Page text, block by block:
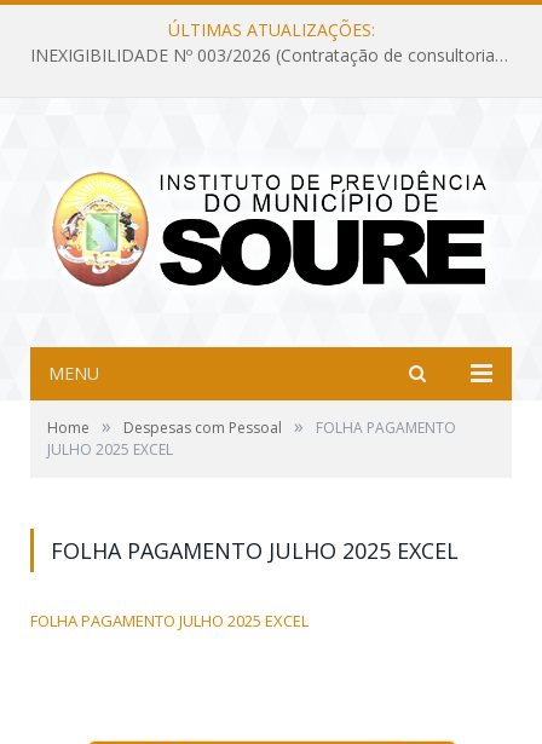
ÚLTIMAS ATUALIZAÇÕES:
INEXIGIBILIDADE Nº 003/2026 (Contratação de consultoria previdenciária com finalidade de obtenção do CRP, confecção dos demonstrativos previdenciários DAIR, DIPR e DPIN, preparar e alimentar o CADPREV, em atendimento às demandas do Instituto de Previdência dos Servidores do Município de Soure – IPSMS, por um período de 10 (dez) meses)
MENU
Home » Despesas com Pessoal »
FOLHA PAGAMENTO
JULHO 2025 EXCEL
FOLHA PAGAMENTO JULHO 2025 EXCEL
FOLHA PAGAMENTO JULHO 2025 EXCEL